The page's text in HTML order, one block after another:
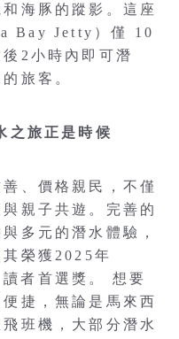
海豚的蹤影。這座
Bay Jetty）僅 10
2小時內即可潛
旅客。
之旅正是時候
、價格親民，不僅
親子共遊。完善的
多元的潛水體驗，
榮獲2025年
者首選獎。 想要
捷，無論是馬來西
班機，大部分潛水